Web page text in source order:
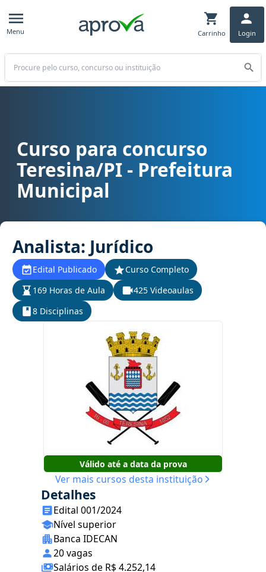
Menu Carrinho Login
Buscar
Curso para concurso Teresina/PI - Prefeitura Municipal cargo
Curso para concurso
Teresina/PI - Prefeitura
Municipal
Analista: Jurídico
Edital Publicado
Curso Completo
169 Horas de Aula
425 Videoaulas
8 Disciplinas
Válido até a data da prova
Ver mais cursos desta instituição
Detalhes
Edital 001/2024
Nível superior
Banca IDECAN
20 vagas
Salários de R$ 4.252,14